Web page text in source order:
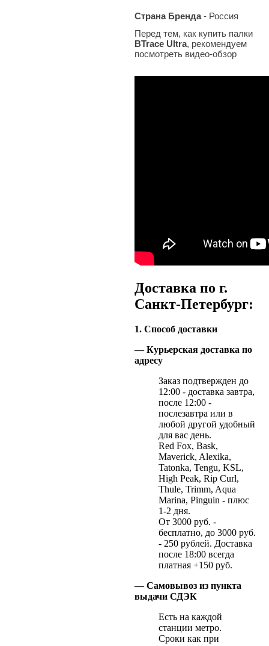
Страна Бренда- Россия
Перед тем, как купить палки
BTrace Ultra, рекомендуем
посмотреть видео-обзор
Доставка по г.
Санкт-Петербург:
1. Способ доставки
— Курьерская доставка по
адресу
Заказ подтвержден до
12:00 - доставка завтра,
после 12:00 -
послезавтра или в
любой другой удобный
для вас день.
Red Fox, Bask,
Maverick, Alexika,
Tatonka, Tengu, KSL,
High Peak, Rip Curl,
Thule, Trimm, Aqua
Marina, Pinguin - плюс
1-2 дня.
От 3000 руб. -
бесплатно, до 3000 руб.
- 250 рублей. Доставка
после 18:00 всегда
платная +150 руб.
— Самовывоз из пункта
выдачи СДЭК
Есть на каждой
станции метро.
Сроки как при